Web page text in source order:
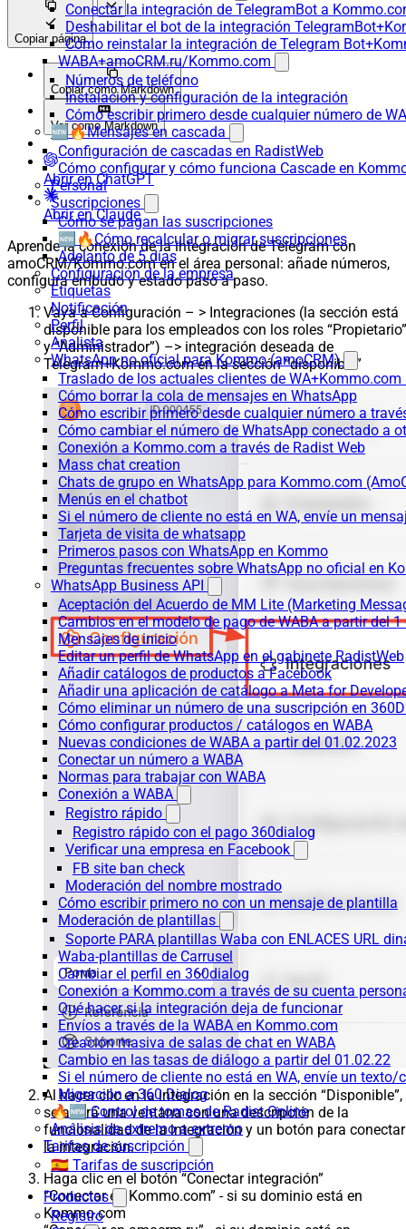
Conectar la integración de TelegramBot a
Deshabilitar el bot de la integración
Cómo reinstalar la integración de Telegram
WABA+amoCRM.ru/Kommo.com
Números de teléfono
Instalación y configuración de la integración
Cómo escribir primero desde cualquier número de
🆕🔥Mensajes en cascada
Configuración de cascadas en RadistWeb
Cómo configurar y cómo funciona Cascade en
Personal
Suscripciones
Cómo se pagan las suscripciones
🆕🔥Cómo recalcular o migrar suscripciones
Adelanto de 5 días
Configuración de la empresa
Etiquetas
Notificación
Perfil
Analista
WhatsApp no oficial para Kommo (amoCRM)
Traslado de los actuales clientes de
Cómo borrar la cola de mensajes en WhatsApp
Cómo escribir primero desde cualquier número a
Cómo cambiar el número de WhatsApp conectado a
Conexión a Kommo.com a través de Radist Web
Mass chat creation
Chats de grupo en WhatsApp para Kommo.com
Menús en el chatbot
Si el número de cliente no está en WA, envíe un
Tarjeta de visita de whatsapp
Primeros pasos con WhatsApp en Kommo
Preguntas frecuentes sobre WhatsApp no oficial en
WhatsApp Business API
Aceptación del Acuerdo de MM Lite (Marketing
Cambios en el modelo de pago de WABA a partir del
Mensajes de inicio
Editar un perfil de WhatsApp en el gabinete RadistWeb
Añadir catálogos de productos a Facebook
Añadir una aplicación de catálogo a Meta for
Cómo eliminar un número de una suscripción en
Cómo configurar productos / catálogos en WABA
Nuevas condiciones de WABA a partir del 01.02.2023
Conectar un número a WABA
Normas para trabajar con WABA
Conexión a WABA
Registro rápido
Registro rápido con el pago 360dialog
Verificar una empresa en Facebook
FB site ban check
Moderación del nombre mostrado
Cómo escribir primero no con un mensaje de plantilla
Moderación de plantillas
Soporte PARA plantillas Waba con ENLACES URL
Waba-plantillas de Carrusel
Cambiar el perfil en 360dialog
Conexión a Kommo.com a través de su cuenta
Qué hacer si la integración deja de funcionar
Envíos a través de la WABA en Kommo.com
Creación masiva de salas de chat en WABA
Cambio en las tasas de diálogo a partir del 01.02.22
Si el número de cliente no está en WA, envíe un
Migración a 360 Dialog
🔥🆕 Control de tomas de Radist.Online
Análisis de extremo a extremo
Tarifas de suscripción
🇪🇸 Tarifas de suscripción
Productos
Registro
Copiar página
Copiar como Markdown
Ver como Markdown
Abrir en ChatGPT
Abrir en Claude
Aprende la conexión de la integración de Telegram con
amoCRM/Kommo.com en el área personal: añade números,
configura embudo y estado paso a paso.
Vaya a Configuración – > Integraciones (la sección está
disponible para los empleados con los roles “Propietario”
y “Administrador”) –> integración deseada de
Telegram+Kommo.com en la sección “disponible”
Al hacer clic en la integración en la sección “Disponible”,
se abrirá una ventana con una descripción de la
funcionalidad de la integración y un botón para conectar
la integración.
Haga clic en el botón “Conectar integración”
“Conectar en Kommo.com” - si su dominio está en
Kommo.com